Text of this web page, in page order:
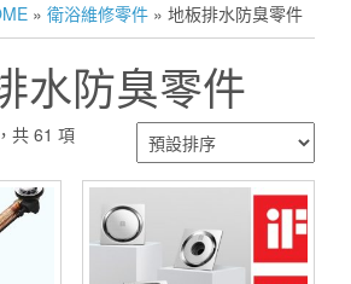
» 衛浴維修零件 » 地板排水防臭零件
水防臭零件
共 61 項